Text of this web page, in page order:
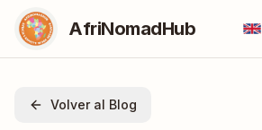
AfriNomadHub
Volver al Blog